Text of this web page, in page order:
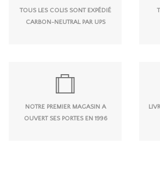
TOUS LES COLIS SONT EXPÉDIÉ
CARBON-NEUTRAL PAR UPS
NOTRE PREMIER MAGASIN A
OUVERT SES PORTES EN 1996